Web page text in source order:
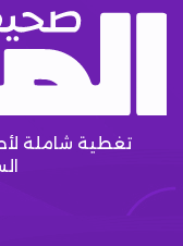
تغطية شاملة